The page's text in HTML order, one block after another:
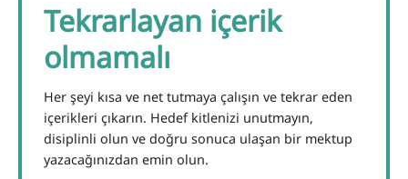
Tekrarlayan içerik
olmamalı
Her şeyi kısa ve net tutmaya çalışın ve tekrar eden
içerikleri çıkarın. Hedef kitlenizi unutmayın,
disiplinli olun ve doğru sonuca ulaşan bir mektup
yazacağınızdan emin olun.